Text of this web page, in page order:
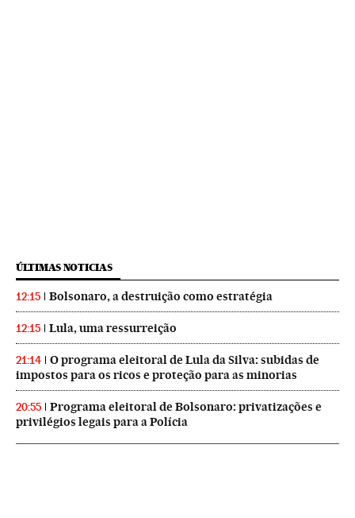
ÚLTIMAS NOTICIAS
12:15 Bolsonaro, a destruição como estratégia
12:15 Lula, uma ressurreição
21:14
O programa eleitoral de Lula da Silva: subidas de
impostos para os ricos e proteção para as minorias
20:55
Programa eleitoral de Bolsonaro: privatizações e
privilégios legais para a Polícia